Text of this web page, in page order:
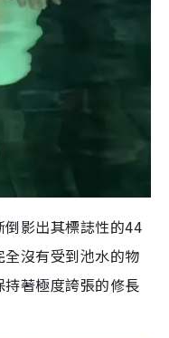
影出其標誌性的44
沒有受到池水的物
著極度誇張的修長